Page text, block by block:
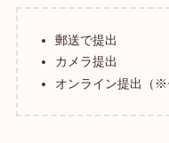
郵送で提出
カメラ提出
オンライン提出（※